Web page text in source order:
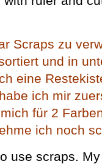
Scraps zu
und in
eine
ich mir
für 2
ich noch
use scraps.